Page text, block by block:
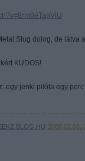
Slug dolog, de
KUDOS!
egy jenki pilóta egy
2008.02.06.